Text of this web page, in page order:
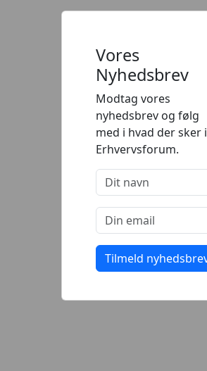
Vores
Nyhedsbrev
Modtag vores
nyhedsbrev og følg
med i hvad der sker i
Erhvervsforum.